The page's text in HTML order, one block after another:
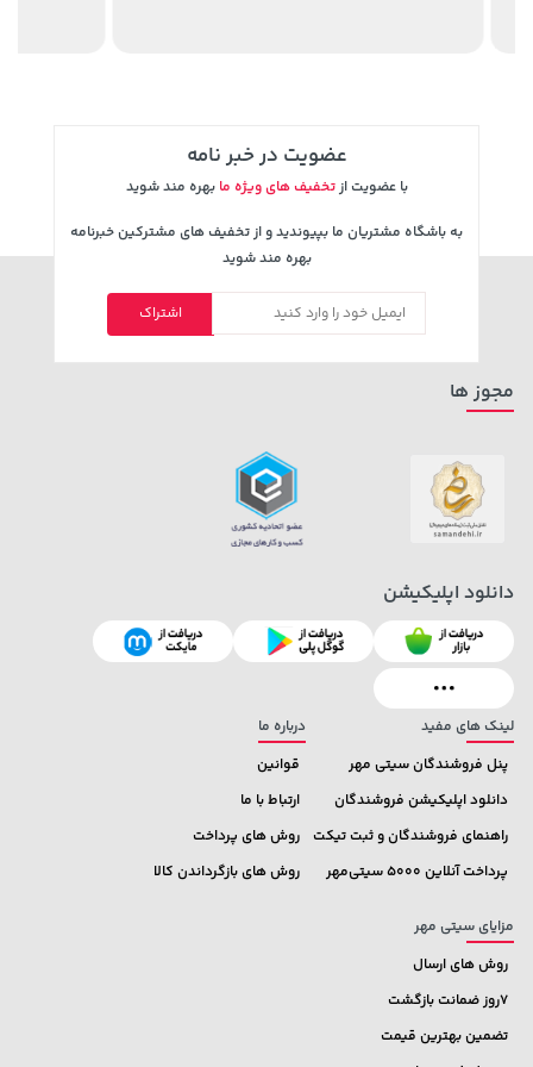
خرید
238,000 تومان
289,900
خرید
1,143,000 تومان
1,187,000
عضویت در خبر نامه
با عضویت ازتخفیف های ویژه ما بهره مند شوید
به باشگاه مشتریان ما بپیوندید و از تخفیف های مشترکین خبرنامه
بهره مند شوید
اشتراک
لینک های مفید
پنل فروشندگان سیتی مهر
دانلود اپلیکیشن فروشندگان
راهنمای فروشندگان و ثبت تیکت
پرداخت آنلاین 5000 سیتی‌مهر
درباره ما
قوانین
ارتباط با ما
روش های پرداخت
روش های بازگرداندن کالا
مزایای سیتی مهر
روش های ارسال
7روز ضمانت بازگشت
تضمین بهترین قیمت
مجوز ها
دانلود اپلیکیشن